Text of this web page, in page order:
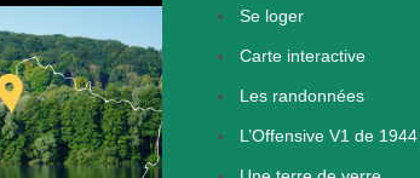
Se loger
Carte interactive
Les randonnées
L’Offensive V1 de 1944